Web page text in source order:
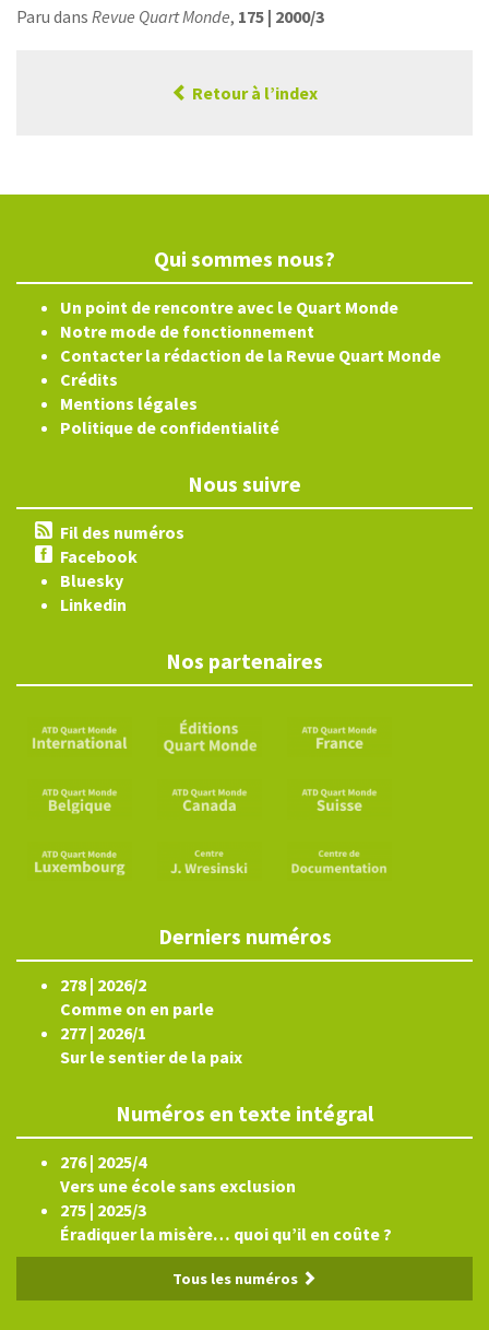
Paru dans Revue Quart Monde, 175 | 2000/3
Retour à l’index
Qui sommes nous?
Un point de rencontre avec le Quart Monde
Notre mode de fonctionnement
Contacter la rédaction de la Revue Quart Monde
Crédits
Mentions légales
Politique de confidentialité
Nous suivre
Fil des numéros
Facebook
Bluesky
Linkedin
Nos partenaires
Derniers numéros
278 | 2026/2
Comme on en parle
277 | 2026/1
Sur le sentier de la paix
Numéros en texte intégral
276 | 2025/4
Vers une école sans exclusion
275 | 2025/3
Éradiquer la misère… quoi qu’il en coûte ?
Tous les numéros